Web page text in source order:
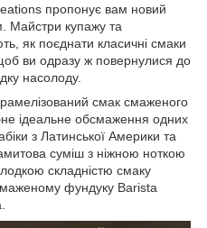
пропонує вам новий
Майстри купажу та
як поєднати класичні смаки
ви одразу ж повернулися до
насолоду.
смак смаженого
ідеальне обсмаження одних
з Латинської Америки та
суміш з ніжною ноткою
складністю смаку
фундуку Barista